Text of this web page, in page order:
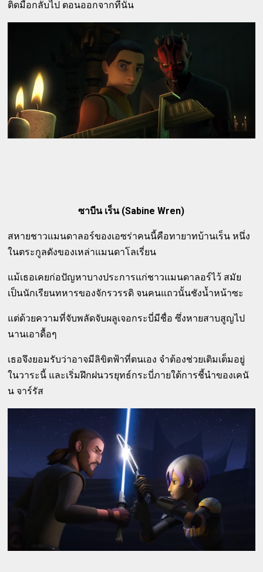
ติดมือกลับไป ตอนออกจากที่นั่น
ซาบีน เร็น (Sabine Wren)
สหายชาวแมนดาลอร์ของเอซร่าคนนี้คือทายาทบ้านเร็น หนึ่ง
ในตระกูลดังของเหล่าแมนดาโลเรี่ยน
แม้เธอเคยก่อปัญหาบางประการแก่ชาวแมนดาลอร์ไว้ สมัย
เป็นนักเรียนทหารของจักรวรรดิ จนคนแถวนั้นชังน้ำหน้าซะ
แต่ด้วยความที่จับพลัดจับผลูเจอกระบี่มีชื่อ ซึ่งหายสาบสูญไป
นานเอาดื้อๆ
เธอจึงยอมรับว่าอาจมีลิขิตฟ้าที่ตนเอง จำต้องช่วยเติมเต็มอยู่
ในวาระนี้ และเริ่มฝึกฝนวรยุทธ์กระบี่ภายใต้การชี้นำของเคนั
น จาร์รัส